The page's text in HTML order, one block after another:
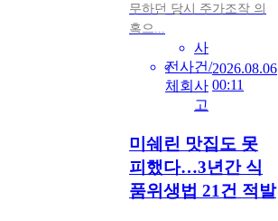
무하던 당시 주가조작 의
혹으...
전
체
사
회
사
건/
사
고
2026.08.06
00:11
미쉐린 맛집도 못
피했다…3년간 식
품위생법 21건 적발